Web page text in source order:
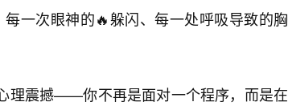
每一次眼神的🔥躲闪、每一处呼吸导致的胸
理震撼——你不再是面对一个程序，而是在